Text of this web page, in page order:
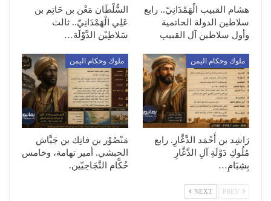
هشام القبيب الْهَمْدَانِيّ.. رابع
سلاطين الدولة الحاتمية
وأول سلاطين آل القبيب
السُّلْطَان مَعْن بن حَاتِم بن
عَلِي الْهَمْدَانِيّ.. ثالث
سَلاطِيْن الدَّوْلَة…
ملوك وحكام اليمن
رَاشِد بن أَحْمَد الدَّغَّارِ. رابع
مُلُوكِ دَوْلَةِ آلِ الدَّغَّارِ
بِشِبَامِ…
ملوك وحكام اليمن
مَنْصُوْر بن فاتِك بن جَيَّاش
الحبشي. أمير تهامة، وخامس
حُكَّام النَّجَاحِيّين.
NEXT